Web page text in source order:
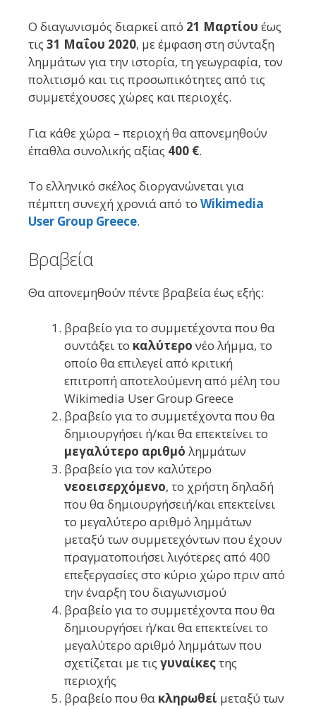
Ο διαγωνισμός διαρκεί από 21 Μαρτίου έως
τις 31 Μαΐου 2020, με έμφαση στη σύνταξη
λημμάτων για την ιστορία, τη γεωγραφία, τον
πολιτισμό και τις προσωπικότητες από τις
συμμετέχουσες χώρες και περιοχές.
Για κάθε χώρα – περιοχή θα απονεμηθούν
έπαθλα συνολικής αξίας 400 €.
Το ελληνικό σκέλος διοργανώνεται για
πέμπτη συνεχή χρονιά από το Wikimedia
User Group Greece.
Βραβεία
Θα απονεμηθούν πέντε βραβεία έως εξής:
βραβείο για το συμμετέχοντα που θα
συντάξει το καλύτερονέο λήμμα, το
οποίο θα επιλεγεί από κριτική
επιτροπή αποτελούμενη από μέλη του
Wikimedia User Group Greece
βραβείο για το συμμετέχοντα που θα
δημιουργήσει ή/και θα επεκτείνει το
μεγαλύτερο αριθμό λημμάτων
βραβείο για τον καλύτερο
νεοεισερχόμενo, το χρήστη δηλαδή
που θα δημιουργήσειή/και επεκτείνει
το μεγαλύτερο αριθμό λημμάτων
μεταξύ των συμμετεχόντων που έχουν
πραγματοποιήσει λιγότερες από 400
επεξεργασίες στο κύριο χώρο πριν από
την έναρξη του διαγωνισμού
βραβείο για το συμμετέχοντα που θα
δημιουργήσει ή/και θα επεκτείνει το
μεγαλύτερο αριθμό λημμάτων που
σχετίζεται με τις γυναίκεςτης
περιοχής
βραβείο που θα κληρωθεί μεταξύ των